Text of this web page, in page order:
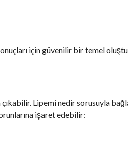
için güvenilir bir temel
Lipemi nedir sorusuyla
işaret edebilir: